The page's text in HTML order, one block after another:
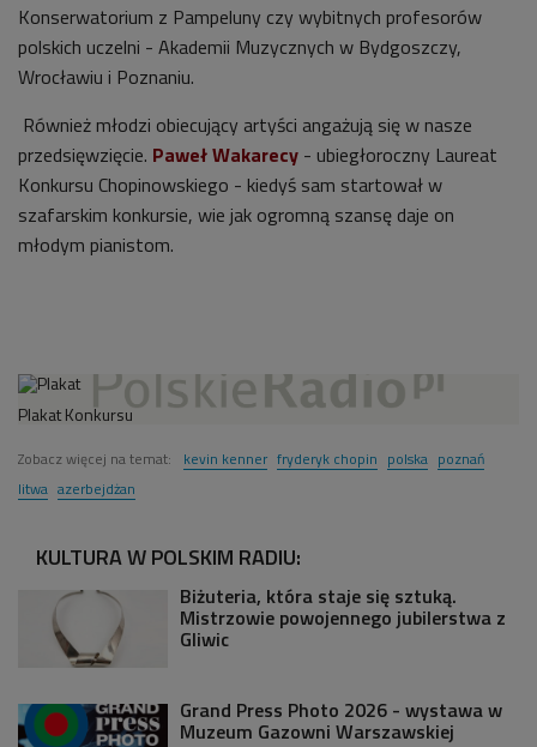
Konserwatorium z Pampeluny czy wybitnych profesorów
polskich uczelni - Akademii Muzycznych w Bydgoszczy,
Wrocławiu i Poznaniu.
Również młodzi obiecujący artyści angażują się w nasze
przedsięwzięcie. Paweł Wakarecy - ubiegłoroczny Laureat
Konkursu Chopinowskiego - kiedyś sam startował w
szafarskim konkursie, wie jak ogromną szansę daje on
młodym pianistom.
Plakat Konkursu
Zobacz więcej na temat: kevin kenner fryderyk chopin polska poznań
litwa azerbejdżan
KULTURA W POLSKIM RADIU:
Biżuteria, która staje się sztuką.
Mistrzowie powojennego jubilerstwa z
Gliwic
Grand Press Photo 2026 - wystawa w
Muzeum Gazowni Warszawskiej